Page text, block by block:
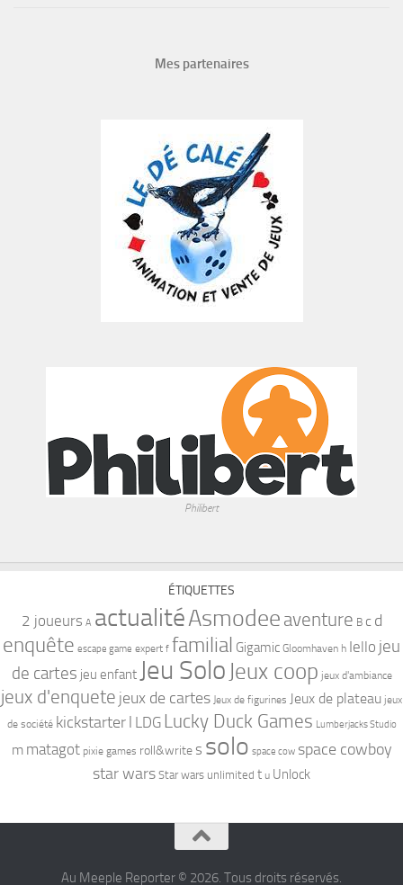
Mes partenaires
Philibert
ÉTIQUETTES
2 joueurs A actualitéAsmodee aventure B c d
enquête escape game expert f familial Gigamic Gloomhaven h Iello jeu
de cartes jeu enfantJeu Solo Jeux coop jeux d'ambiance
jeux d'enquete jeux de cartes Jeux de figurines Jeux de plateau jeux
de société kickstarter l LDG Lucky Duck Games Lumberjacks Studio
m matagot pixie games roll&write s solo space cow space cowboy
star wars Star wars unlimited t u Unlock
Au Meeple Reporter © 2026. Tous droits réservés.